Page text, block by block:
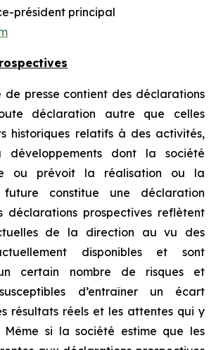
président principal
de presse contient des déclarations
déclaration autre que celles
historiques relatifs à des activités,
développements dont la société
ou prévoit la réalisation ou la
future constitue une déclaration
déclarations prospectives reflètent
de la direction au vu des
disponibles et sont
certain nombre de risques et
d’entraîner un écart
résultats réels et les attentes qui y
Même si la société estime que les